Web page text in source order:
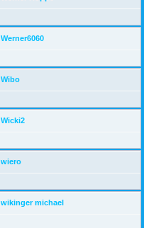
Werner6060
Wibo
Wicki2
wiero
wikinger michael